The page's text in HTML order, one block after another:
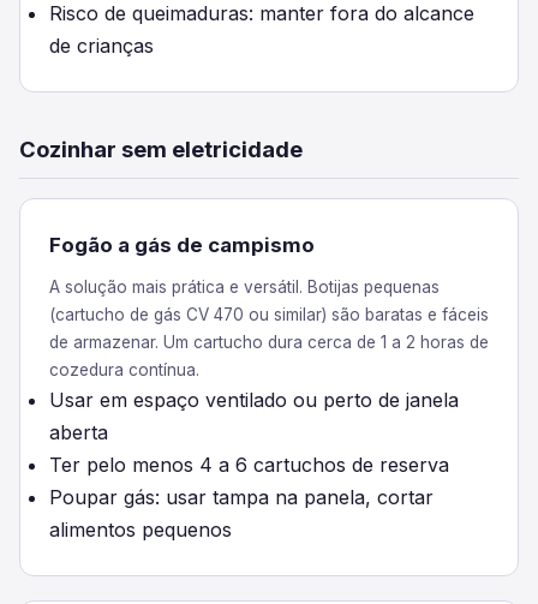
Risco de queimaduras: manter fora do alcance
de crianças
Cozinhar sem eletricidade
Fogão a gás de campismo
A solução mais prática e versátil. Botijas pequenas
(cartucho de gás CV 470 ou similar) são baratas e fáceis
de armazenar. Um cartucho dura cerca de 1 a 2 horas de
cozedura contínua.
Usar em espaço ventilado ou perto de janela
aberta
Ter pelo menos 4 a 6 cartuchos de reserva
Poupar gás: usar tampa na panela, cortar
alimentos pequenos